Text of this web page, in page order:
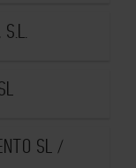
SL /